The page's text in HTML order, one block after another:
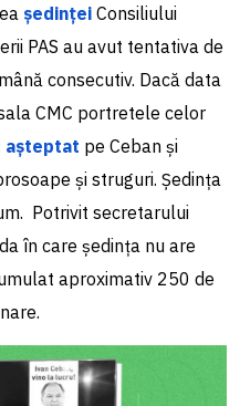
ședinței Consiliului
PAS au avut tentativa de
consecutiv. Dacă data
CMC portretele celor
așteptat pe Ceban și
și struguri. Ședința
Potrivit secretarului
în care ședința nu are
aproximativ 250 de